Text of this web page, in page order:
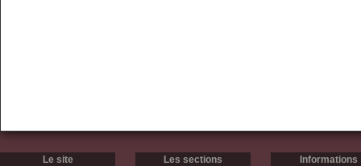
Le site
Les sections
Informations